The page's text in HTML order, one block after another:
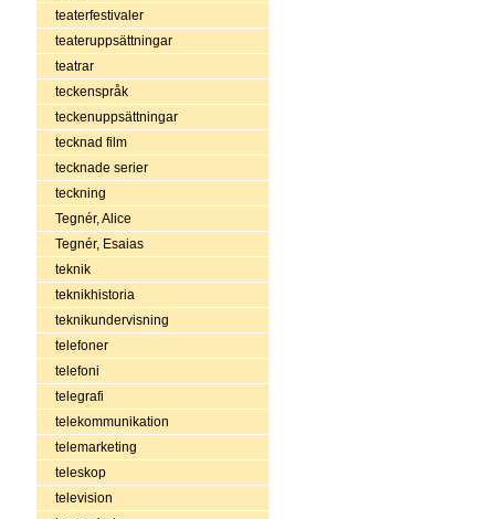
teaterfestivaler
teateruppsättningar
teatrar
teckenspråk
teckenuppsättningar
tecknad film
tecknade serier
teckning
Tegnér, Alice
Tegnér, Esaias
teknik
teknikhistoria
teknikundervisning
telefoner
telefoni
telegrafi
telekommunikation
telemarketing
teleskop
television